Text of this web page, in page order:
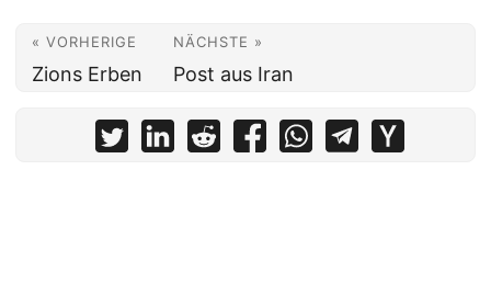
« VORHERIGE
Zions Erben
NÄCHSTE »
Post aus Iran